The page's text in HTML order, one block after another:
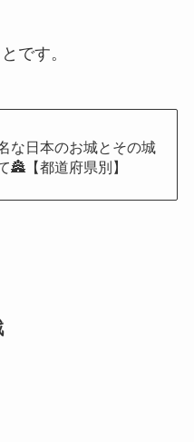
です。
な日本のお城とその城
🏯【都道府県別】